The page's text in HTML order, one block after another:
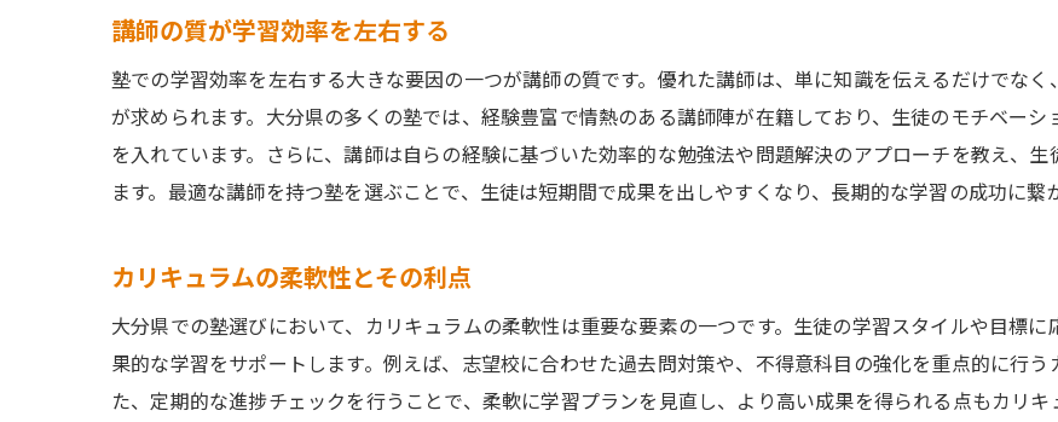
講師の質が学習効率を左右する
塾での学習効率を左右する大きな要因の一つが講師の質です。優れた講師は、単に知識を伝えるだけでな
が求められます。大分県の多くの塾では、経験豊富で情熱のある講師陣が在籍しており、生徒のモチベー
を入れています。さらに、講師は自らの経験に基づいた効率的な勉強法や問題解決のアプローチを教え、
ます。最適な講師を持つ塾を選ぶことで、生徒は短期間で成果を出しやすくなり、長期的な学習の成功に繋
カリキュラムの柔軟性とその利点
大分県での塾選びにおいて、カリキュラムの柔軟性は重要な要素の一つです。生徒の学習スタイルや目標
果的な学習をサポートします。例えば、志望校に合わせた過去問対策や、不得意科目の強化を重点的に行
た、定期的な進捗チェックを行うことで、柔軟に学習プランを見直し、より高い成果を得られる点もカリ